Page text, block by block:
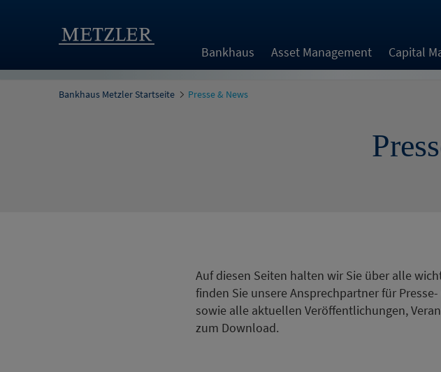
Bankhaus Asset Management Capital
Bankhaus Metzler Startseite Presse & News
Auf diesen Seiten halten wir Sie über alle
finden Sie unsere Ansprechpartner für
sowie alle aktuellen Veröffentlichungen,
zum Download.